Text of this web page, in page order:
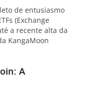
de entusiasmo
(Exchange
a recente alta da
KangaMoon
A